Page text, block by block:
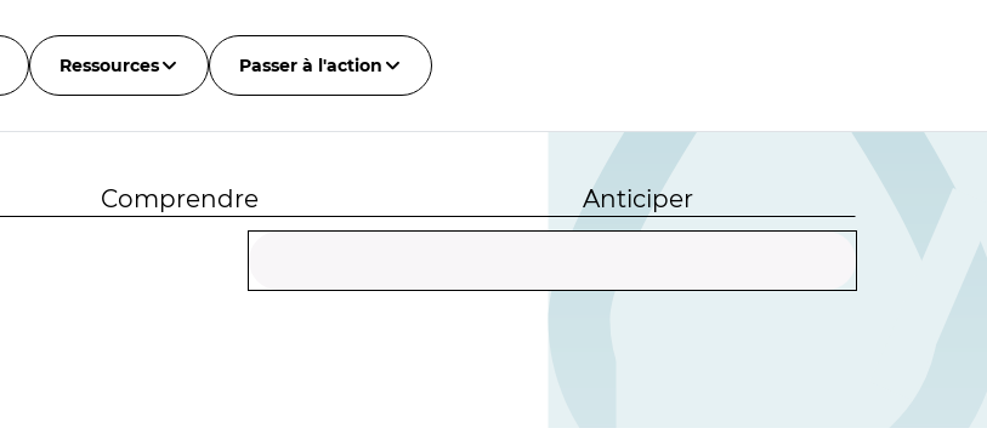
Ressources Passer à l'action
Comprendre Anticiper